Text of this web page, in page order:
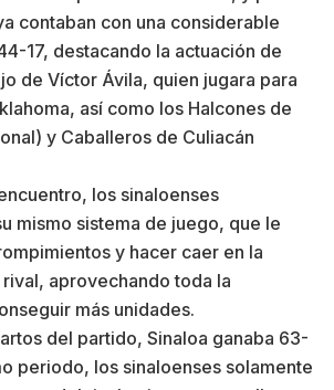
contaban con una considerable
17, destacando la actuación de
de Víctor Ávila, quien jugara para
así como los Halcones de
y Caballeros de Culiacán
los sinaloenses
mismo sistema de juego, que le
y hacer caer en la
aprovechando toda la
más unidades.
del partido, Sinaloa ganaba 63-
periodo, los sinaloenses solamente